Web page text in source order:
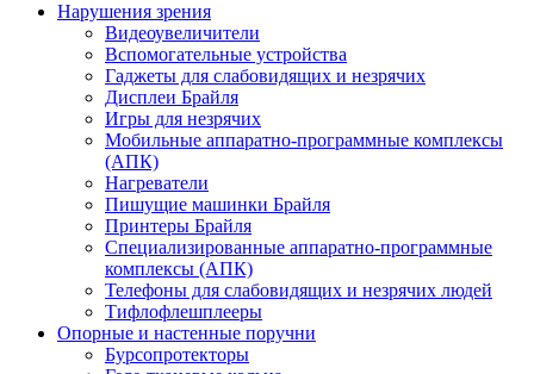
Нарушения зрения
Видеоувеличители
Вспомогательные устройства
Гаджеты для слабовидящих и незрячих
Дисплеи Брайля
Игры для незрячих
Мобильные аппаратно-программные комплексы
(АПК)
Нагреватели
Пишущие машинки Брайля
Принтеры Брайля
Специализированные аппаратно-программные
комплексы (АПК)
Телефоны для слабовидящих и незрячих людей
Тифлофлешплееры
Опорные и настенные поручни
Бурсопротекторы